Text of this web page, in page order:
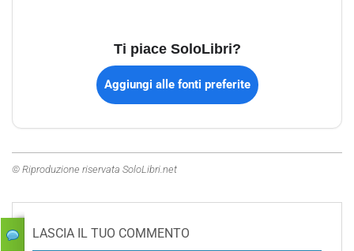
Ti piace SoloLibri?
Aggiungi alle fonti preferite
© Riproduzione riservata SoloLibri.net
LASCIA IL TUO COMMENTO